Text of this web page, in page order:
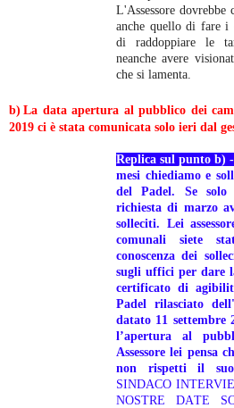
L'Assessore
anche quello di fare i
di raddoppiare le
neanche avere
che si lamenta.
b) La data apertura al pubblico dei
2019 ci è stata comunicata solo ieri dal
Replica sul punto b) -
mesi chiediamo e
del Padel. Se solo
richiesta di marzo
solleciti. Lei
comunali siete
conoscenza dei
sugli uffici per dare
certificato di
Padel rilasciato
datato 11 settembre
l’apertura al
Assessore lei pensa
non rispetti il suo
SINDACO
NOSTRE DATE